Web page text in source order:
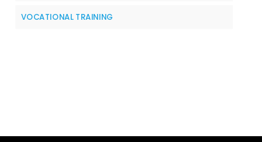
VOCATIONAL TRAINING